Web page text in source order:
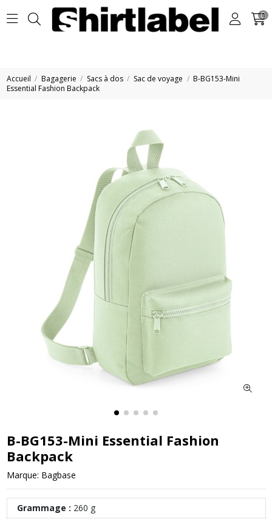
0
Accueil Bagagerie Sacs à dos Sac de voyage
B-BG153-Mini
Essential Fashion Backpack
B-BG153-Mini Essential Fashion
Backpack
Marque: Bagbase
Grammage : 260 g